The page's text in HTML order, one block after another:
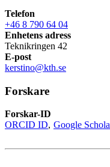
Telefon
+46 8 790 64 04
Enhetens adress
Teknikringen 42
E-post
kerstino@kth.se
Forskare
Forskar-ID
ORCID ID Google